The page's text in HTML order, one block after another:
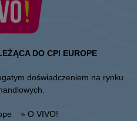
DO CPI EUROPE
doświadczeniem na rynku
» O VIVO!